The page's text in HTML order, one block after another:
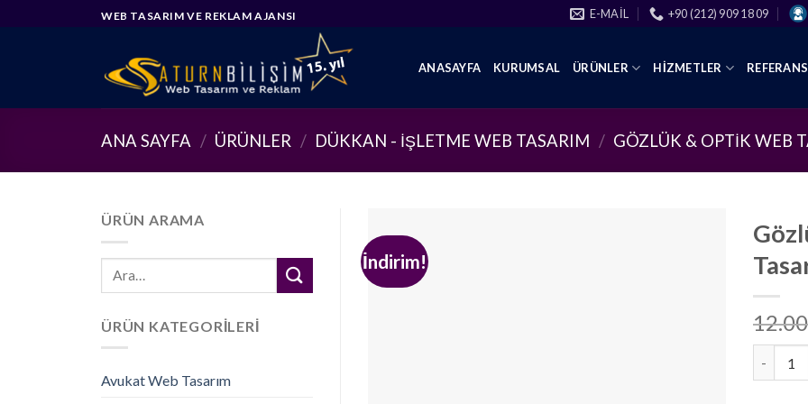
WEB TASARIM VE REKLAM AJANSI E-MAIL +90 (212) 909 18 09
ANASAYFA KURUMSAL ÜRÜNLER HIZMETLER
ANA SAYFA / ÜRÜNLER / DÜKKAN - İŞLETME WEB TASARIM / GÖZLÜK & OPTIK WEB
ÜRÜN ARAMA
Ara:
ÜRÜN KATEGORILERI
Avukat Web Tasarım
İndirim!